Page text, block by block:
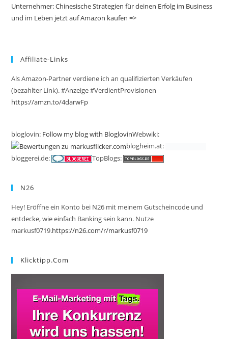
Unternehmer: Chinesische Strategien für deinen Erfolg im Business
und im Leben jetzt auf Amazon kaufen =>
Affiliate-Links
Als Amazon-Partner verdiene ich an qualifizierten Verkäufen
(bezahlter Link). #Anzeige #VerdientProvisionen
https://amzn.to/4darwFp
bloglovin: Follow my blog with BloglovinWebwiki:
blogheim.at:
bloggerei.de:
TopBlogs:
N26
Hey! Eröffne ein Konto bei N26 mit meinem Gutscheincode und
entdecke, wie einfach Banking sein kann. Nutze
markusf0719.https://n26.com/r/markusf0719
Klicktipp.com